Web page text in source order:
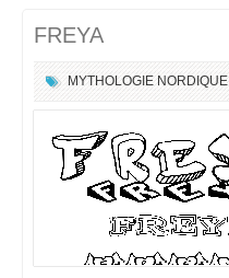
FREYA
MYTHOLOGIE NORDIQUE